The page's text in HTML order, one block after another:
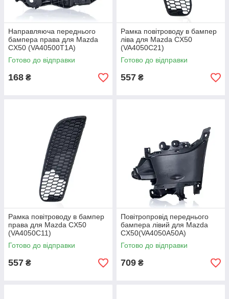
Направляюча переднього
бампера права для Mazda
CX50 (VA40500T1A)
Готово до відправки
168 ₴
Рамка повітроводу в бампер
ліва для Mazda CX50
(VA4050C21)
Готово до відправки
557 ₴
Рамка повітроводу в бампер
права для Mazda CX50
(VA4050C11)
Готово до відправки
557 ₴
Повітропровід переднього
бампера лівий для Mazda
CX50(VA4050A50A)
Готово до відправки
709 ₴